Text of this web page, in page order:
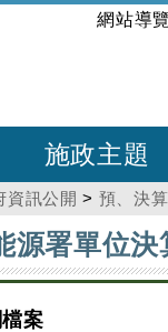
:::
網站導覽
施政主題
資訊公開 > 預、決
源署單位決
案